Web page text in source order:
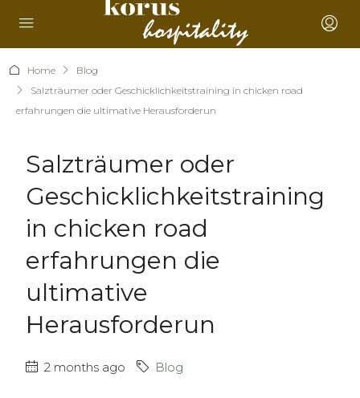
Home
Blog
Salzträumer oder Geschicklichkeitstraining in chicken road
erfahrungen die ultimative Herausforderun
Salzträumer oder
Geschicklichkeitstraining
in chicken road
erfahrungen die
ultimative
Herausforderun
2 months ago Blog